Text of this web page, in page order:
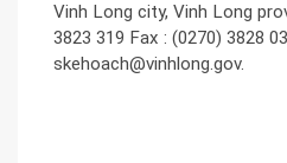
Vinh Long city, Vinh Long
3823 319 Fax : (0270) 3828
skehoach@vinhlong.gov.